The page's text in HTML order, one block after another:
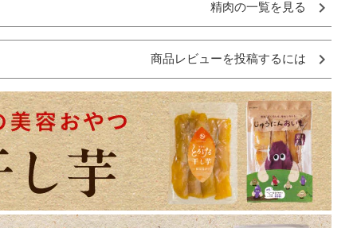
精肉の一覧を見る
商品レビューを投稿するには